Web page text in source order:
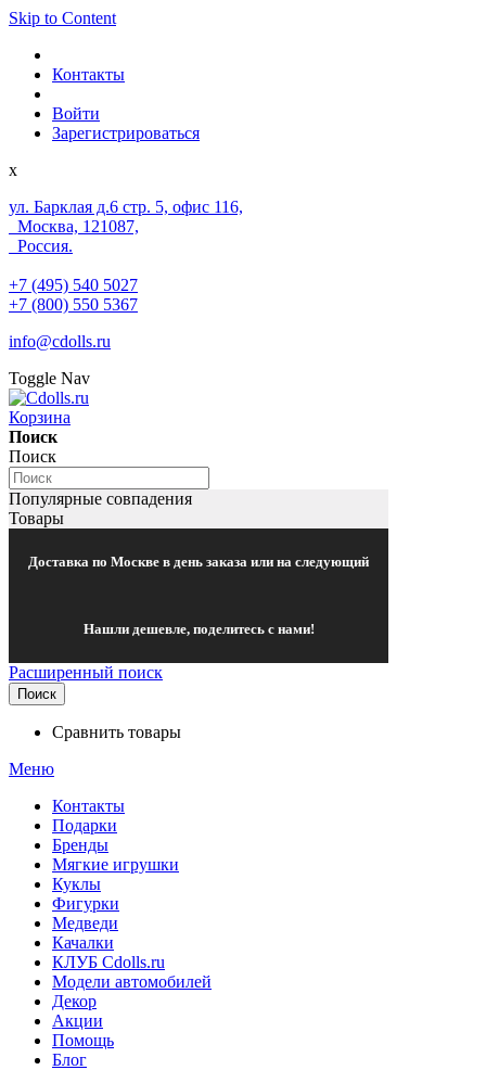
Skip to Content
Контакты
Войти
Зарегистрироваться
x
ул. Барклая д.6 стр. 5, офис 116,
Москва, 121087,
Россия.
+7 (495) 540 5027
+7 (800) 550 5367
info@cdolls.ru
Toggle Nav
Корзина
Поиск
Поиск
Популярные совпадения
Товары
Доставка по Москве в день заказа или на следующий
Нашли дешевле, поделитесь с нами!
Расширенный поиск
Поиск
Сравнить товары
Меню
Контакты
Подарки
Бренды
Мягкие игрушки
Куклы
Фигурки
Медведи
Качалки
КЛУБ Cdolls.ru
Модели автомобилей
Декор
Акции
Помощь
Блог